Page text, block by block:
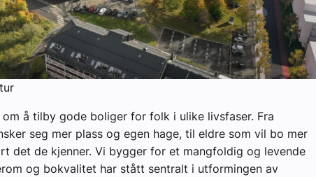
å tilby gode boliger for folk i ulike livsfaser. Fra
seg mer plass og egen hage, til eldre som vil bo mer
det de kjenner. Vi bygger for et mangfoldig og levende
og bokvalitet har stått sentralt i utformingen av